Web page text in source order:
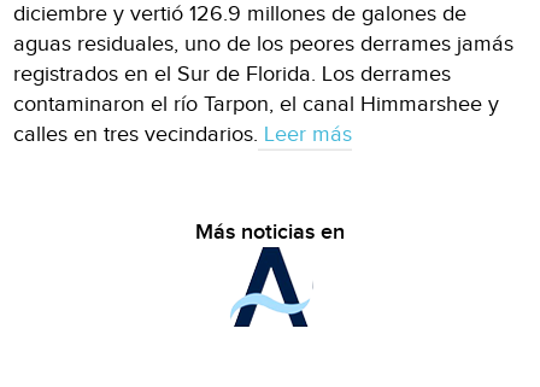
diciembre y vertió 126.9 millones de galones de
aguas residuales, uno de los peores derrames jamás
registrados en el Sur de Florida. Los derrames
contaminaron el río Tarpon, el canal Himmarshee y
calles en tres vecindarios. Leer más
Más noticias en